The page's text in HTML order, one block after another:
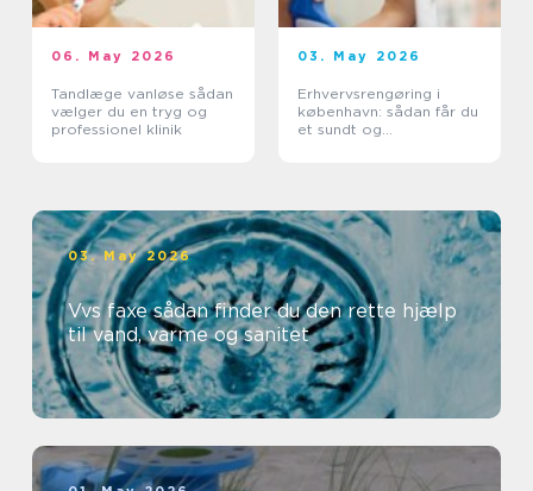
06. May 2026
Tandlæge vanløse sådan
vælger du en tryg og
professionel klinik
03. May 2026
Erhvervsrengøring i
københavn: sådan får du
et sundt og
03. May 2026
Vvs faxe sådan finder du den rette hjælp
til vand, varme og sanitet